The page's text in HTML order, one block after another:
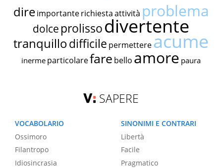
dire importante richiestaattività problema
dolce prolissodivertente
tranquillodifficile permettereacume
inerme particolarefare bello amore paura
SAPERE
VOCABOLARIO
Ossimoro
Filantropo
Idiosincrasia
SINONIMI E CONTRARI
Libertà
Facile
Pragmatico